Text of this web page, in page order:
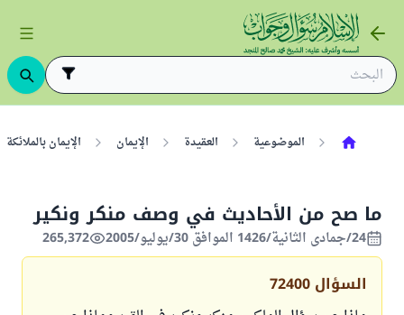
الموضوعية العقيدة الإيمان الإيمان بالملائكة
ما صح من الأحاديث في وصف منكر ونكير
24/جمادى الثانية/1426 الموافق 30/يوليو/2005 265,372
السؤال 72400